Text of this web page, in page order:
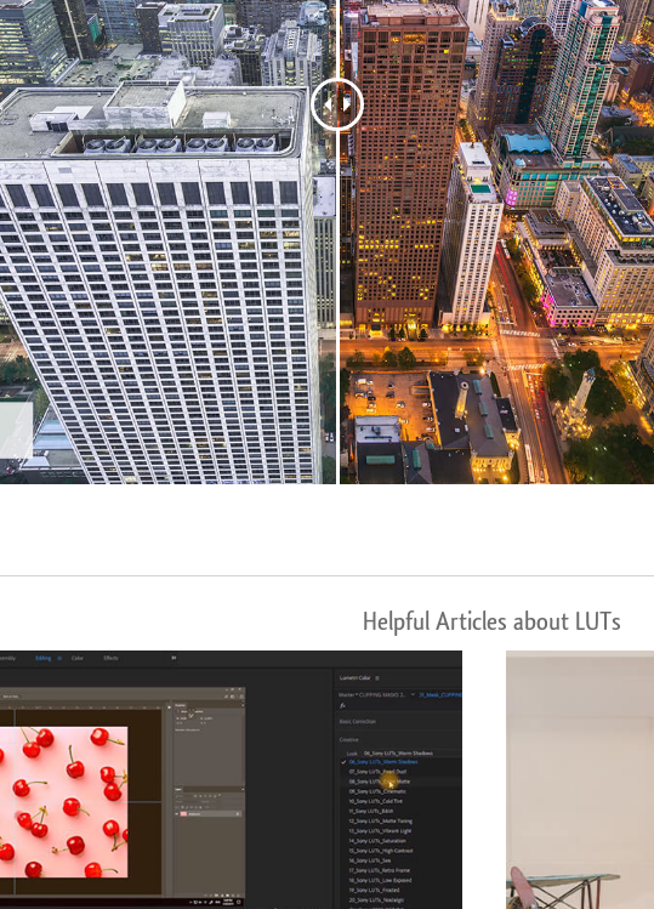
Produktfotoredigering Redigering av smykkefoto
Helpful Articles about LUTs